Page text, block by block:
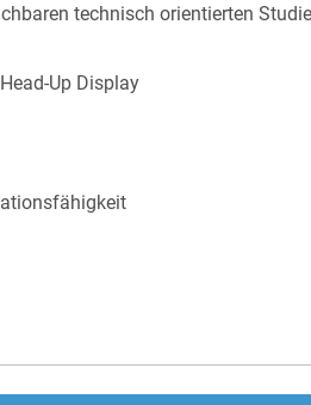
technisch orientierten
Up Display